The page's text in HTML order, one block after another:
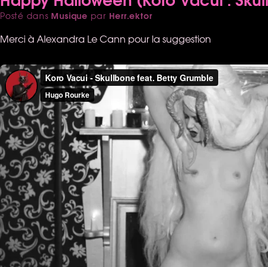
Posté dans Musique par Herr.ektor
Merci à Alexandra Le Cann pour la suggestion